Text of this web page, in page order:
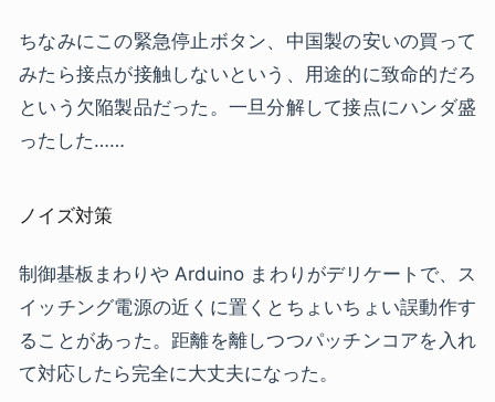
ちなみにこの緊急停止ボタン、中国製の安いの買って
みたら接点が接触しないという、用途的に致命的だろ
という欠陥製品だった。一旦分解して接点にハンダ盛
ったした……
ノイズ対策
制御基板まわりや Arduino まわりがデリケートで、ス
イッチング電源の近くに置くとちょいちょい誤動作す
ることがあった。距離を離しつつパッチンコアを入れ
て対応したら完全に大丈夫になった。